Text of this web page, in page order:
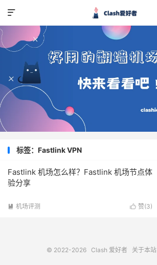

标签：Fastlink VPN
Fastlink 机场怎么样？Fastlink 机场节点体
验分享
 赞(3)
 机场评测
© 2022-2026 Clash 爱好者 关于本站